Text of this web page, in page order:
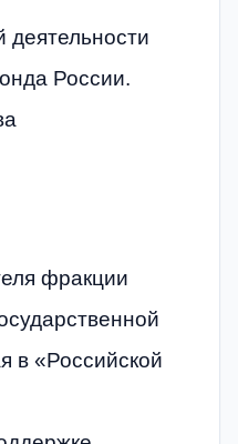
деятельности
России.
фракции
в «Российской